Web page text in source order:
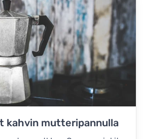
kahvin mutteripannulla